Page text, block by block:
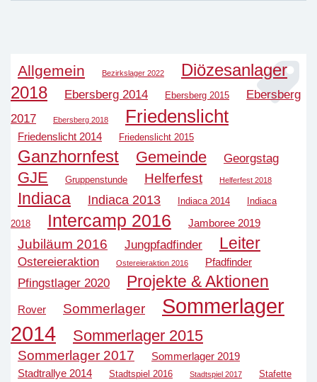
Allgemein Bezirkslager 2022
Diözesanlager
2018
Ebersberg 2014 Ebersberg 2015
Ebersberg
2017
Ebersberg 2018 Friedenslicht
Friedenslicht 2014 Friedenslicht 2015
Ganzhornfest Gemeinde Georgstag
GJE Gruppenstunde Helferfest Helferfest 2018
Indiaca Indiaca 2013 Indiaca 2014 Indiaca
2018 Intercamp 2016 Jamboree 2019
Jubiläum 2016 Jungpfadfinder Leiter
Ostereieraktion Ostereieraktion 2016 Pfadfinder
Pfingstlager 2020 Projekte & Aktionen
Rover Sommerlager
Sommerlager
2014
Sommerlager 2015
Sommerlager 2017
Sommerlager 2019
Stadtrallye 2014
Stadtspiel 2016 Stadtspiel 2017 Stafette